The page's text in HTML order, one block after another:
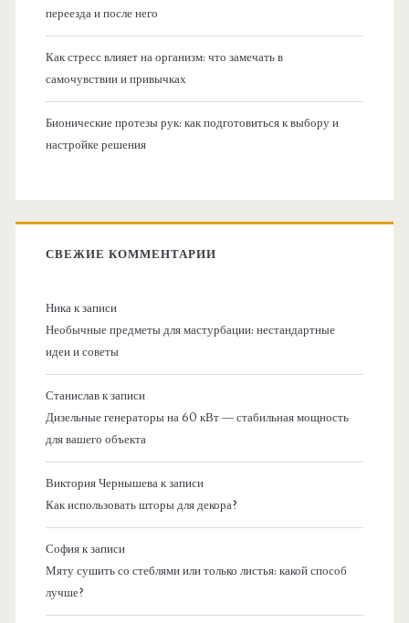
переезда и после него
Как стресс влияет на организм: что замечать в
самочувствии и привычках
Бионические протезы рук: как подготовиться к выбору и
настройке решения
СВЕЖИЕ КОММЕНТАРИИ
Никак записи
Необычные предметы для мастурбации: нестандартные
идеи и советы
Станиславк записи
Дизельные генераторы на 60 кВт — стабильная мощность
для вашего объекта
Виктория Чернышевак записи
Как использовать шторы для декора?
Софияк записи
Мяту сушить со стеблями или только листья: какой способ
лучше?